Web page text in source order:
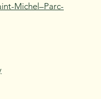
Michel–Parc-